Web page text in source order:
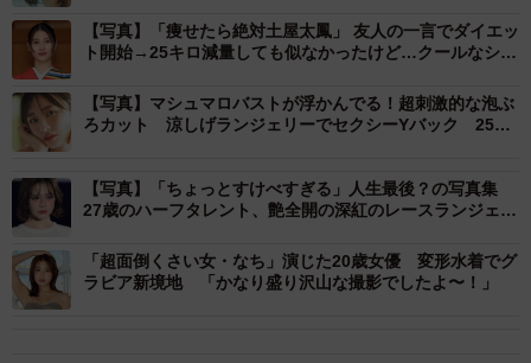
【写真】「痩せたら絶対土屋太鳳」 友人の一言でダイエッ
ト開始→25キロ減量しても似なかったけど…クールなショ
【写真】マシュマロバストが浮かんでる！超刺激的な泡ぶ
ろカット 涼しげランジェリーでセクシーYバック 25歳
【写真】「ちょっとすけべすぎる」人生最後？の写真集
27歳のハーフタレント、艶全開の深紅のレースランジェリ
「超面倒くさい女・なち」演じた20歳女優 変形水着でグ
ラビア新境地 「かなり盛り沢山な撮影でしたよ〜！」